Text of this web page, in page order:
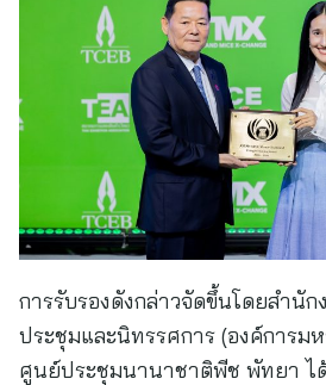
การรับรองดังกล่าวจัดขึ้นโดยสำนัก
ประชุมและนิทรรศการ (องค์การม
ศูนย์ประชุมนานาชาติพีช พัทยา ได้